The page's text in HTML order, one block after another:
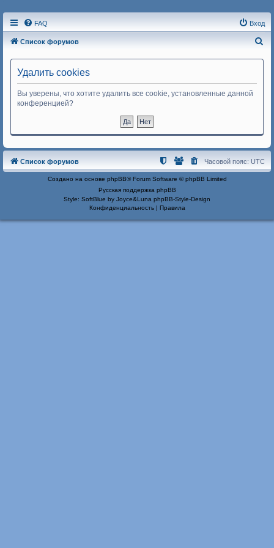
FAQ Вход
Список форумов
Удалить cookies
Вы уверены, что хотите удалить все cookie, установленные данной
конференцией?
Список форумов Часовой пояс: UTC
Создано на основе phpBB® Forum Software © phpBB Limited
Русская поддержка phpBB
Style: SoftBlue by Joyce&Luna phpBB-Style-Design
Конфиденциальность| Правила